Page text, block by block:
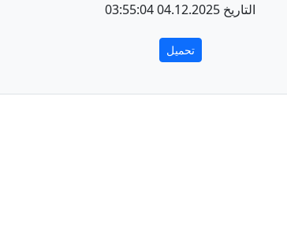
التاريخ 04.12.2025 03:55:04
تحميل